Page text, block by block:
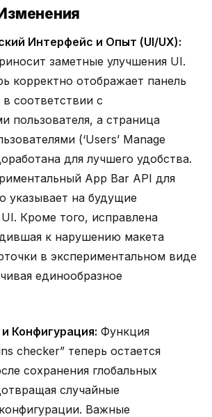
Интерфейс и Опыт (UI/UX):
заметные улучшения UI.
корректно отображает панель
соответствии с
пользователя, а страница
(‘Users’ Manage
для лучшего удобства.
App Bar API для
указывает на будущие
Кроме того, исправлена
к нарушению макета
в экспериментальном виде
единообразное
Конфигурация: Функция
checker” теперь остается
сохранения глобальных
случайные
Важные